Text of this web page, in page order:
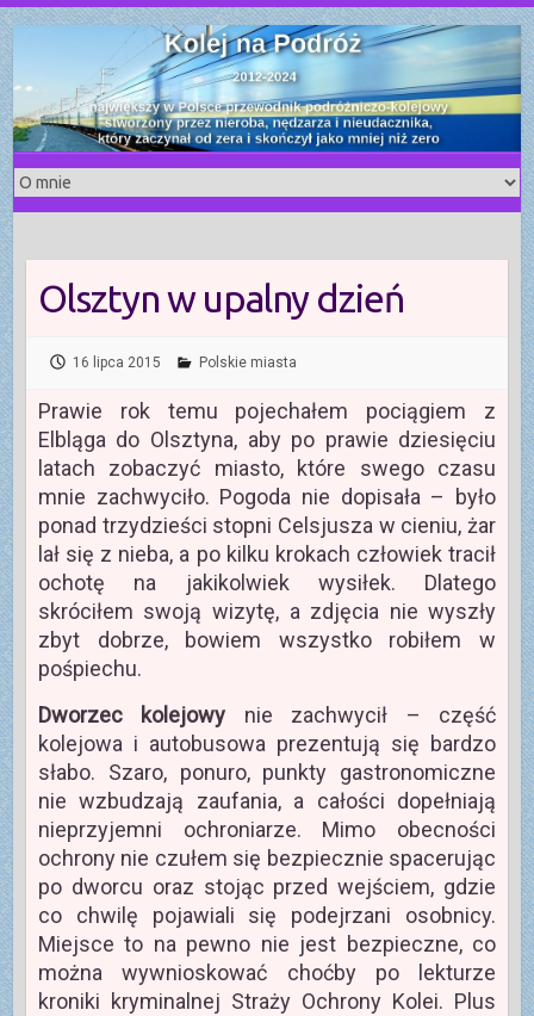
S
k
i
p
t
o
c
o
n
t
e
n
t
Olsztyn w upalny dzień
16 lipca 2015 Polskie miasta
Prawie rok temu pojechałem pociągiem z
Elbląga do Olsztyna, aby po prawie dziesięciu
latach zobaczyć miasto, które swego czasu
mnie zachwyciło. Pogoda nie dopisała – było
ponad trzydzieści stopni Celsjusza w cieniu, żar
lał się z nieba, a po kilku krokach człowiek tracił
ochotę na jakikolwiek wysiłek. Dlatego
skróciłem swoją wizytę, a zdjęcia nie wyszły
zbyt dobrze, bowiem wszystko robiłem w
pośpiechu.
Dworzec kolejowy nie zachwycił – część
kolejowa i autobusowa prezentują się bardzo
słabo. Szaro, ponuro, punkty gastronomiczne
nie wzbudzają zaufania, a całości dopełniają
nieprzyjemni ochroniarze. Mimo obecności
ochrony nie czułem się bezpiecznie spacerując
po dworcu oraz stojąc przed wejściem, gdzie
co chwilę pojawiali się podejrzani osobnicy.
Miejsce to na pewno nie jest bezpieczne, co
można wywnioskować choćby po lekturze
kroniki kryminalnej Straży Ochrony Kolei. Plus